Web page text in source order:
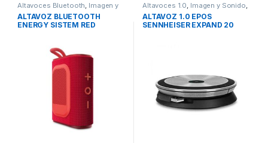
Altavoces Bluetooth, Imagen y
Sonido,Sonido
ALTAVOZ BLUETOOTH
ENERGY SISTEM RED
Altavoces 1.0, Imagen y Sonido,
Sonido PC
ALTAVOZ 1.0 EPOS
SENNHEISER EXPAND 20